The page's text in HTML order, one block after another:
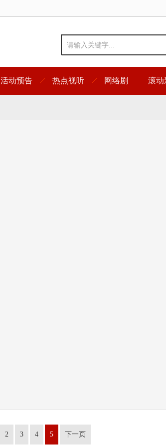
活动预告 热点视听 网络剧 滚动
2 3 4 5 下一页